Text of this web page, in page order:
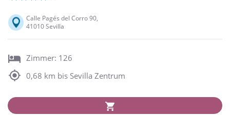
Calle Pagés del Corro 90,
41010 Sevilla
Zimmer: 126
0,68 km bis Sevilla Zentrum